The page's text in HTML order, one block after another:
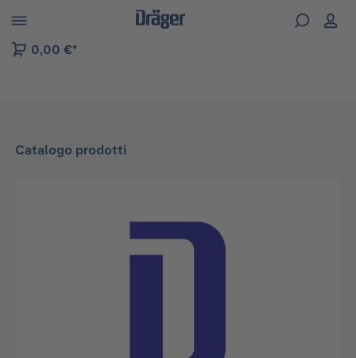
Skip to B2B platform navigation
0,00 €*
Catalogo prodotti
Salta la galleria di immagini